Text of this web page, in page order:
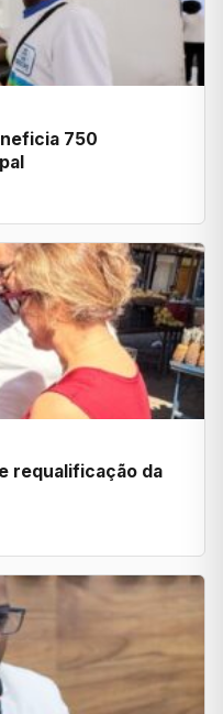
750
requalificação da